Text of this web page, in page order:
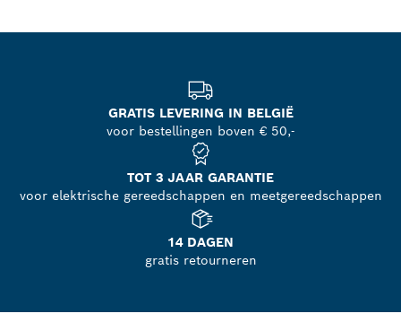
GRATIS LEVERING IN BELGIË
voor bestellingen boven € 50,-
TOT 3 JAAR GARANTIE
voor elektrische gereedschappen en meetgereedschappen
14 DAGEN
gratis retourneren